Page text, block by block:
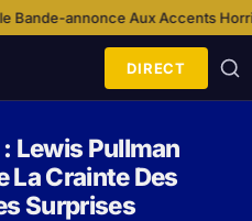
Aux Accents Horrifiques·Ca S’Est
DIRECT
Lewis Pullman
La Crainte Des
Surprises